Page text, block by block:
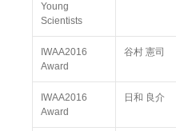
Young
Scientists
IWAA2016
Award
谷村 憲司
IWAA2016
Award
日和 良介